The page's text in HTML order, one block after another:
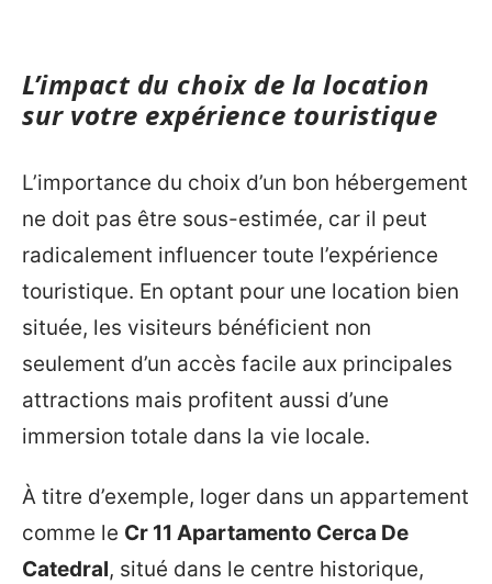
L’impact du choix de la location
sur votre expérience touristique
L’importance du choix d’un bon hébergement
ne doit pas être sous-estimée, car il peut
radicalement influencer toute l’expérience
touristique. En optant pour une location bien
située, les visiteurs bénéficient non
seulement d’un accès facile aux principales
attractions mais profitent aussi d’une
immersion totale dans la vie locale.
À titre d’exemple, loger dans un appartement
comme le Cr 11 Apartamento Cerca De
Catedral, situé dans le centre historique,